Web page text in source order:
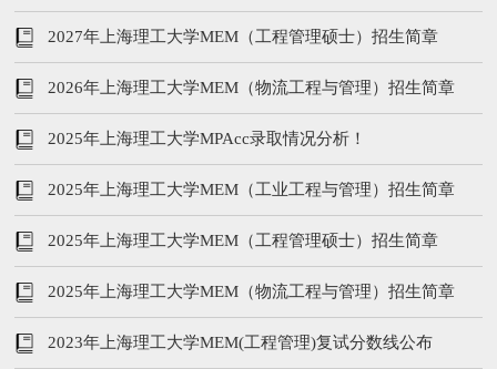
2027年上海理工大学MEM（工程管理硕士）招生简章
2026年上海理工大学MEM（物流工程与管理）招生简章
2025年上海理工大学MPAcc录取情况分析！
2025年上海理工大学MEM（工业工程与管理）招生简章
2025年上海理工大学MEM（工程管理硕士）招生简章
2025年上海理工大学MEM（物流工程与管理）招生简章
2023年上海理工大学MEM(工程管理)复试分数线公布